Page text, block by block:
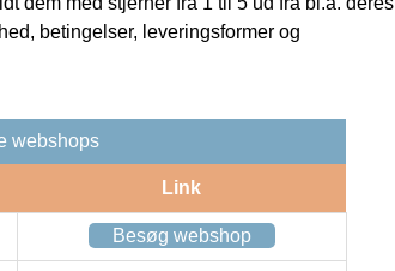
betingelser, leveringsformer og
webshops
Link
Besøg webshop